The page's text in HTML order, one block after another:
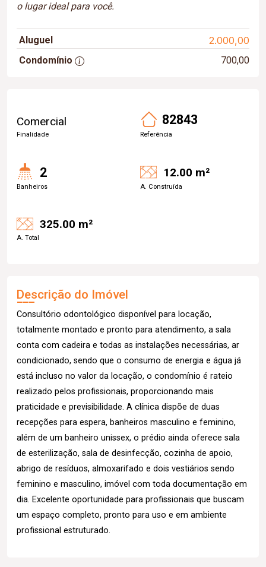
o lugar ideal para você.
Aluguel 2.000,00
Condomínio 700,00
Comercial
Finalidade
82843
Referência
2
Banheiros
12.00 m²
A. Construída
325.00 m²
A. Total
Descrição do Imóvel
Consultório odontológico disponível para locação,
totalmente montado e pronto para atendimento, a sala
conta com cadeira e todas as instalações necessárias, ar
condicionado, sendo que o consumo de energia e água já
está incluso no valor da locação, o condomínio é rateio
realizado pelos profissionais, proporcionando mais
praticidade e previsibilidade. A clínica dispõe de duas
recepções para espera, banheiros masculino e feminino,
além de um banheiro unissex, o prédio ainda oferece sala
de esterilização, sala de desinfecção, cozinha de apoio,
abrigo de resíduos, almoxarifado e dois vestiários sendo
feminino e masculino, imóvel com toda documentação em
dia. Excelente oportunidade para profissionais que buscam
um espaço completo, pronto para uso e em ambiente
profissional estruturado.